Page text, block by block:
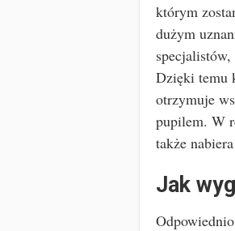
którym
dużym
Dzięki temu
otrzymuje
pupilem. W
także
Jak